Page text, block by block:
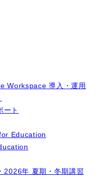
Workspace 導入・運用
ート
Education
2026年 夏期・冬期講習